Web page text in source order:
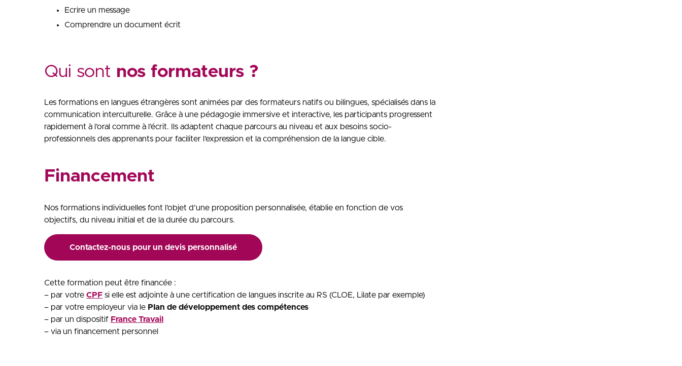
Ecrire un message
Comprendre un document écrit
Qui sont nos formateurs ?
Les formations en langues étrangères sont animées par des formateurs natifs ou bilingues, spécialisés dans la
communication interculturelle. Grâce à une pédagogie immersive et interactive, les participants progressent
rapidement à l’oral comme à l’écrit. Ils adaptent chaque parcours au niveau et aux besoins socio-
professionnels des apprenants pour faciliter l’expression et la compréhension de la langue cible.
Financement
Nos formations individuelles font l’objet d’une proposition personnalisée, établie en fonction de vos
objectifs, du niveau initial et de la durée du parcours.
Contactez-nous pour un devis personnalisé
Cette formation peut être financée :
– par votre CPF si elle est adjointe à une certification de langues inscrite au RS (CLOE, Lilate par exemple)
– par votre employeur via le Plan de développement des compétences
– par un dispositif France Travail
– via un financement personnel